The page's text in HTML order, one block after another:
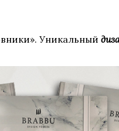
Уникальный